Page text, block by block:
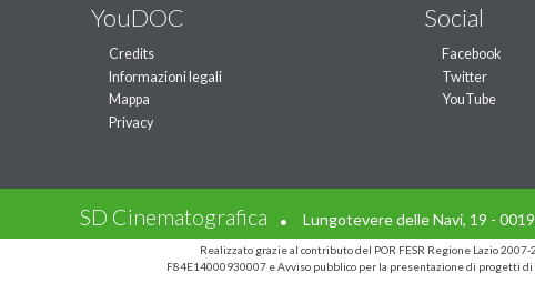
YouDOC
Credits
Informazioni legali
Mappa
Privacy
Social
Facebook
Twitter
YouTube
SD Cinematografica . Lungotevere delle Navi, 19 -
Realizzato grazie al contributo del POR FESR Regione Lazio
F84E14000930007 e Avviso pubblico per la presentazione di progetti